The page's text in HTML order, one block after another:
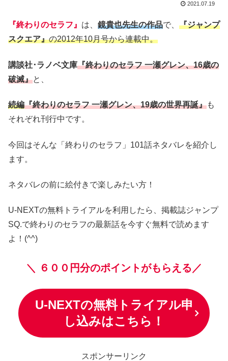
2021.07.19
『終わりのセラフ』 は、 鏡貴也先生の作品で、 『ジャンプ
スクエア』の2012年10月号から連載中。
講談社･ラノベ文庫『終わりのセラフ 一瀬グレン、16歳の
破滅』と、
続編『終わりのセラフ 一瀬グレン、19歳の世界再誕』も
それぞれ刊行中です。
今回はそんな「終わりのセラフ」101話ネタバレを紹介し
ます。
ネタバレの前に絵付きで楽しみたい方！
U-NEXTの無料トライアルを利用したら、掲載誌ジャンプ
SQ.で終わりのセラフの最新話を今すぐ無料で読めます
よ！(^^)
＼ ６００円分のポイントがもらえる／
U-NEXTの無料トライアル申
し込みはこちら！
スポンサーリンク